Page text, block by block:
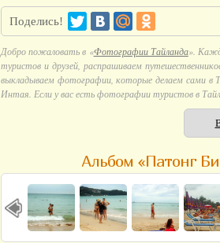
Поделись!
Добро пожаловать в «Фотографии Тайланда».
туристов и друзей, распрашиваем
выкладываем фотографии, которые делаем сами в
Интая. Если у вас есть фотографии туристов в
Альбом «Патонг